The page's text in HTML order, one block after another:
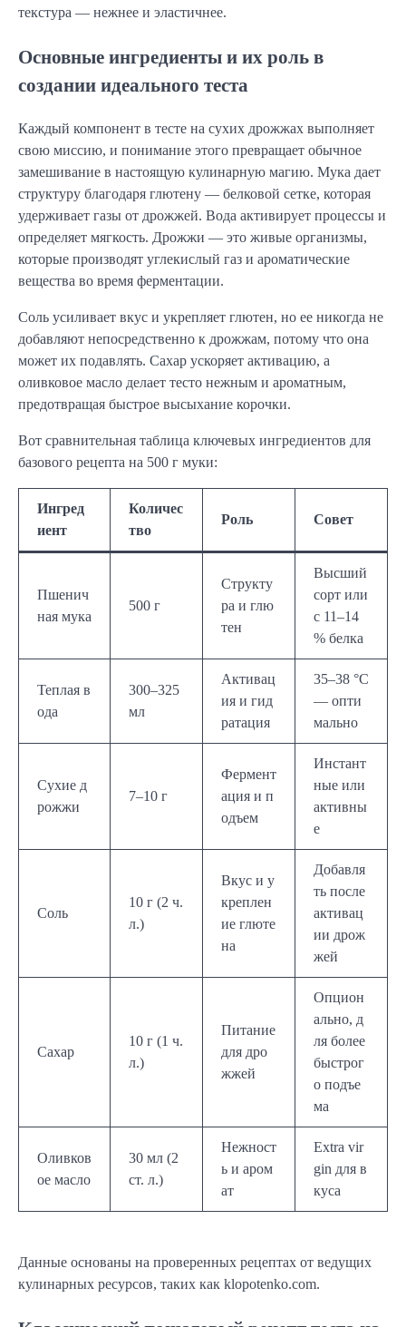
текстура — нежнее и эластичнее.
Основные ингредиенты и их роль в
создании идеального теста
Каждый компонент в тесте на сухих дрожжах выполняет
свою миссию, и понимание этого превращает обычное
замешивание в настоящую кулинарную магию. Мука дает
структуру благодаря глютену — белковой сетке, которая
удерживает газы от дрожжей. Вода активирует процессы и
определяет мягкость. Дрожжи — это живые организмы,
которые производят углекислый газ и ароматические
вещества во время ферментации.
Соль усиливает вкус и укрепляет глютен, но ее никогда не
добавляют непосредственно к дрожжам, потому что она
может их подавлять. Сахар ускоряет активацию, а
оливковое масло делает тесто нежным и ароматным,
предотвращая быстрое высыхание корочки.
Вот сравнительная таблица ключевых ингредиентов для
базового рецепта на 500 г муки:
Ингред
иент
Количес
тво
Роль Совет
Пшенич
ная мука
500 г
Структу
ра и глю
тен
Высший
сорт или
с 11–14
% белка
Теплая в
ода
300–325
мл
Активац
ия и гид
ратация
35–38 °C
— опти
мально
Сухие д
рожжи
7–10 г
Фермент
ация и п
одъем
Инстант
ные или
активны
е
Соль
10 г (2 ч.
л.)
Вкус и у
креплен
ие глюте
на
Добавля
ть после
активац
ии дрож
жей
Сахар
10 г (1 ч.
л.)
Питание
для дро
жжей
Опцион
ально, д
ля более
быстрог
о подъе
ма
Оливков
ое масло
30 мл (2
ст. л.)
Нежност
ь и аром
ат
Extra vir
gin для в
куса
Данные основаны на проверенных рецептах от ведущих
кулинарных ресурсов, таких как klopotenko.com.